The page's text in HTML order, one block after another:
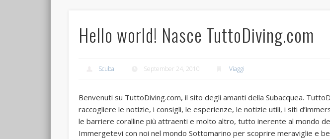
Hello world! Nasce TuttoDiving.com
Scuba September 24, 2010 Viaggi
Benvenuti su TuttoDiving.com, il sito degli amanti della Subacquea.
raccogliere le notizie, i consigli, le esperienze, le notizie utili, i siti
le barriere coralline più attraenti e molto altro, tutto inerente al mondo
Immergetevi con noi nel mondo Sottomarino per scoprire meraviglie e